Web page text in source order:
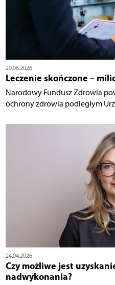
20.06.2026
Leczenie skończone –
Narodowy Fundusz Zdrowia
ochrony zdrowia podległym
24.04.2026
Czy możliwe jest
nadwykonania?